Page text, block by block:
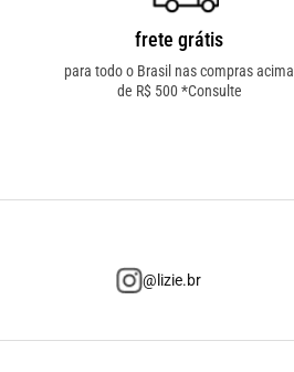
frete grátis
para todo o Brasil nas compras acima
de R$ 500 *Consulte
@lizie.br